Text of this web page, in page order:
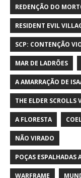
REDENÇÃO DO
RESIDENT EVIL
SCP: CONTENÇÃO
MAR DE LADRÕES
A AMARRAÇÃO DE
THE ELDER SCROLLS
A FLORESTA
NÃO VIRADO
POÇAS
WARFRAME